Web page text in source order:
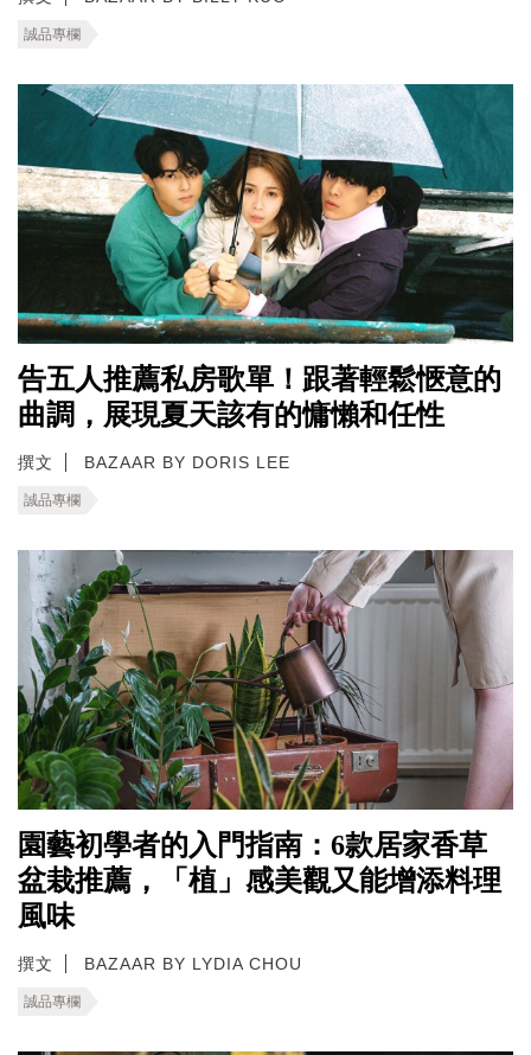
誠品專欄
告五人推薦私房歌單！跟著輕鬆愜意的
曲調，展現夏天該有的慵懶和任性
撰文 BAZAAR BY DORIS LEE
誠品專欄
園藝初學者的入門指南：6款居家香草
盆栽推薦，「植」感美觀又能增添料理
風味
撰文 BAZAAR BY LYDIA CHOU
誠品專欄